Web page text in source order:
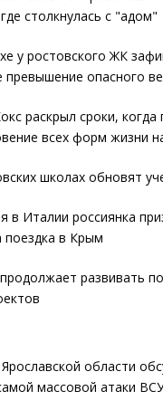
столкнулась с "адом"
у ростовского ЖК
превышение опасного
раскрыл сроки, когда
всех форм жизни
школах обновят
в Италии россиянка
поездка в Крым
развивать
области
массовой атаки